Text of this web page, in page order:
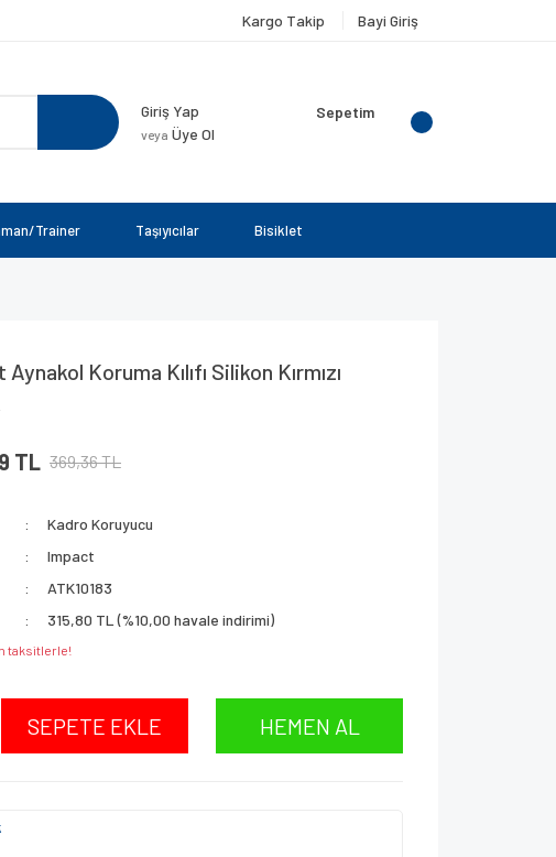
Kargo Takip Bayi Giriş
Giriş Yap
veya Üye Ol
Sepetim
Trainer Taşıyıcılar Bisiklet
Koruma Kılıfı Silikon Kırmızı
TL 369,36 TL
Kadro Koruyucu
Impact
ATK10183
315,80 TL (%10,00 havale indirimi)
taksitlerle!
SEPETE EKLE HEMEN AL